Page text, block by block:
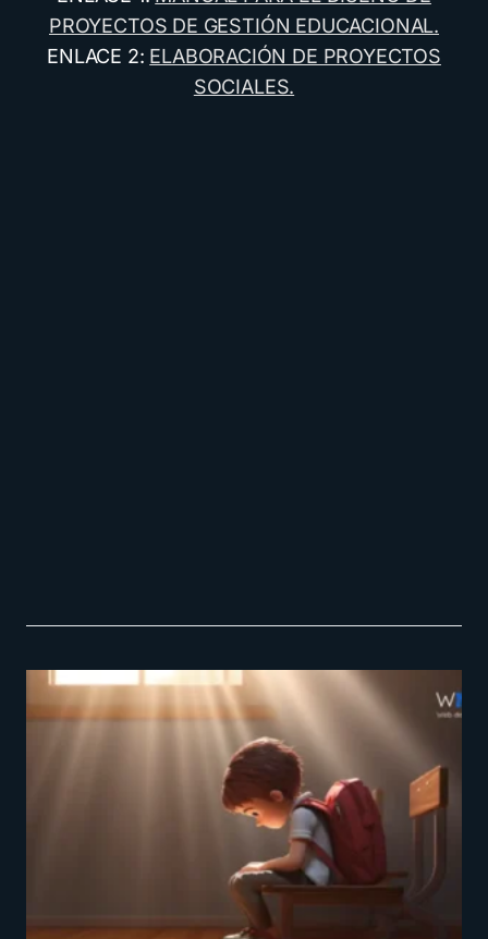
PROYECTOS DE GESTIÓN EDUCACIONAL.
ENLACE 2: ELABORACIÓN DE PROYECTOS
SOCIALES.